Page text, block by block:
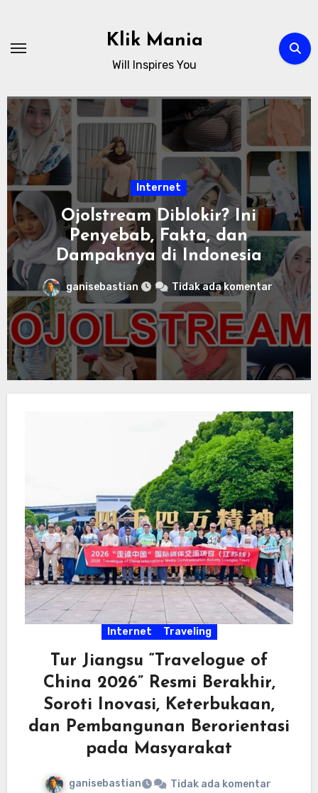
content
Klik Mania
Will Inspires You
Internet
Ojolstream Diblokir? Ini
Penyebab, Fakta, dan
Dampaknya di Indonesia
ganisebastian Tidak ada komentar
Internet Traveling
Tur Jiangsu “Travelogue of
China 2026” Resmi Berakhir,
Soroti Inovasi, Keterbukaan,
dan Pembangunan Berorientasi
pada Masyarakat
ganisebastian Tidak ada komentar